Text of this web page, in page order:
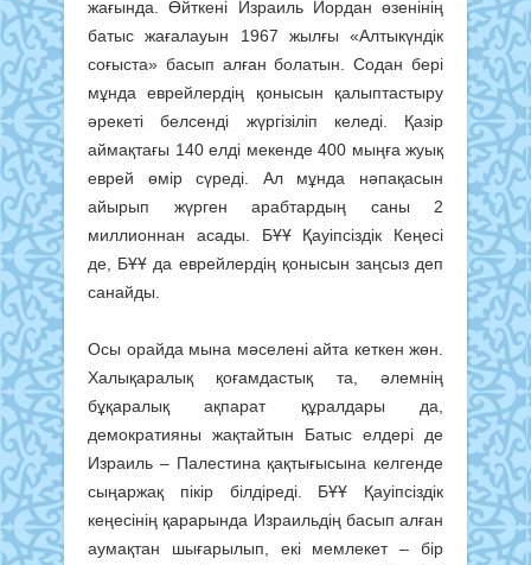
жағында. Өйткені Из­раиль Иордан өзенінің
батыс жаға­лауын 1967 жылғы «Алтыкүндік
соғыста» басып алған болатын. Содан бері
мұнда еврейлердің қонысын қалыптастыру
әрекеті белсенді жүргізіліп келеді. Қазір
аймақтағы 140 елді мекенде 400 мыңға жуық
еврей өмір сүреді. Ал мұнда нәпақасын
айырып жүрген арабтардың саны 2
миллионнан асады. БҰҰ Қауіпсіздік Кеңесі
де, БҰҰ да еврейлердің қонысын заңсыз деп
санайды.
Осы орайда мына мәселені айта кеткен жөн.
Халықаралық қоғам­дастық та, әлемнің
бұқаралық ақ­па­­рат құралдары да,
демократия­ны жақтайтын Батыс елдері де
Израиль – Палестина қақтығысына келгенде
сыңаржақ пікір білдіреді. БҰҰ Қауіпсіздік
кеңесінің қара­рын­да Израильдің басып алған
аумақтан шығарылып, екі мемлекет – бір